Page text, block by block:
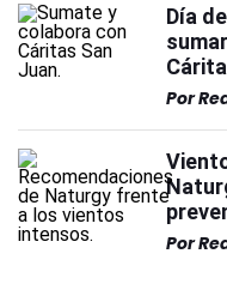
Día
Por
Por